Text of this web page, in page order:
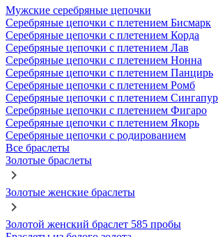
Мужские серебряные цепочки
Серебряные цепочки с плетением Бисмарк
Серебряные цепочки с плетением Корда
Серебряные цепочки с плетением Лав
Серебряные цепочки с плетением Нонна
Серебряные цепочки с плетением Панцирь
Серебряные цепочки с плетением Ромб
Серебряные цепочки с плетением Сингапур
Серебряные цепочки с плетением Фигаро
Серебряные цепочки с плетением Якорь
Серебряные цепочки с родированием
Все браслеты
Золотые браслеты
Золотые женские браслеты
Золотой женский браслет 585 пробы